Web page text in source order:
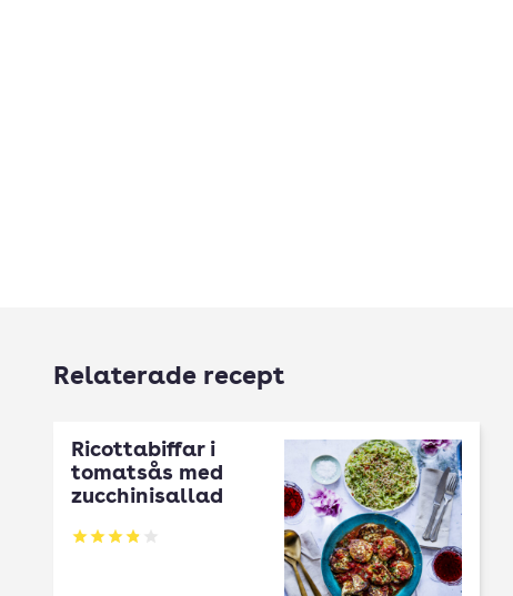
Relaterade recept
Ricottabiffar i
tomatsås med
zucchinisallad
Betyg: 3.89 av 5